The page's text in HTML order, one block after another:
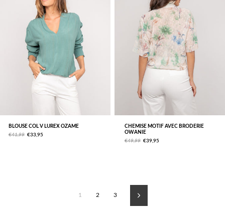
BLOUSE COL V LUREX OZAME
€41,99 €33,95
CHEMISE MOTIF AVEC BRODERIE
OWANIE
€49,99 €39,95
1 2 3 Suivant